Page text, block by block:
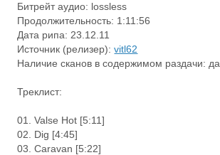
Битрейт аудио: lossless
Продолжительность: 1:11:56
Дата рипа: 23.12.11
Источник (релизер):vitl62
Наличие сканов в содержимом раздачи: да
Треклист:
01. Valse Hot [5:11]
02. Dig [4:45]
03. Caravan [5:22]